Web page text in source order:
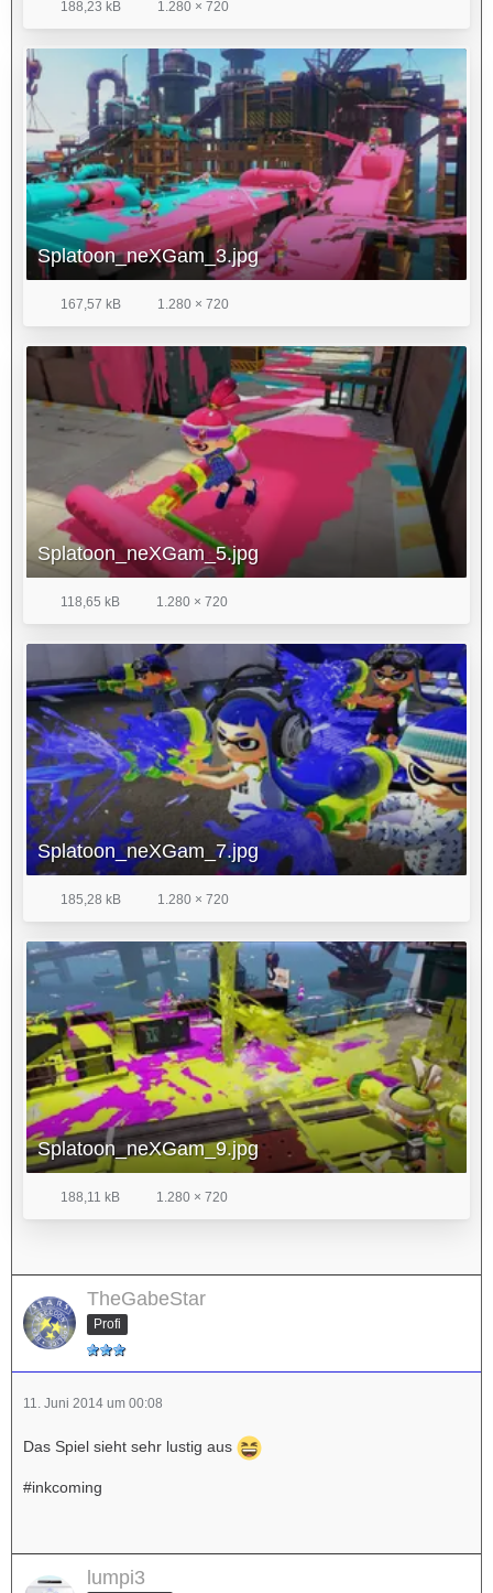
areas.
• Covering more territory with ink unlocks powered-up super
weapons that
can be used to attack rivals or cover more turf.
• Strategy is everything. Defeat enemies to splatter them in
an explosion of
ink, covering more turf for your team. But choose wisely:
Players who
only go after the enemy might find their turf redecorated in
their enemies’
colors.
• Refill ink tanks, hide from opponents or move faster by
squid and diving into the ink with the tap of a button.
GamePad controller,
including using gyroscopic controls to look around, allowing
for better
aiming and control.
• Hop online and battle in four-on-four matches
188,23 kB 1.280 × 720
Splatoon_neXGam_3.jpg
167,57 kB 1.280 × 720
Splatoon_neXGam_5.jpg
118,65 kB 1.280 × 720
Splatoon_neXGam_7.jpg
185,28 kB 1.280 × 720
Splatoon_neXGam_9.jpg
188,11 kB 1.280 × 720
TheGabeStar
Profi
11. Juni 2014 um 00:08
Das Spiel sieht sehr lustig aus
#inkcoming
lumpi3